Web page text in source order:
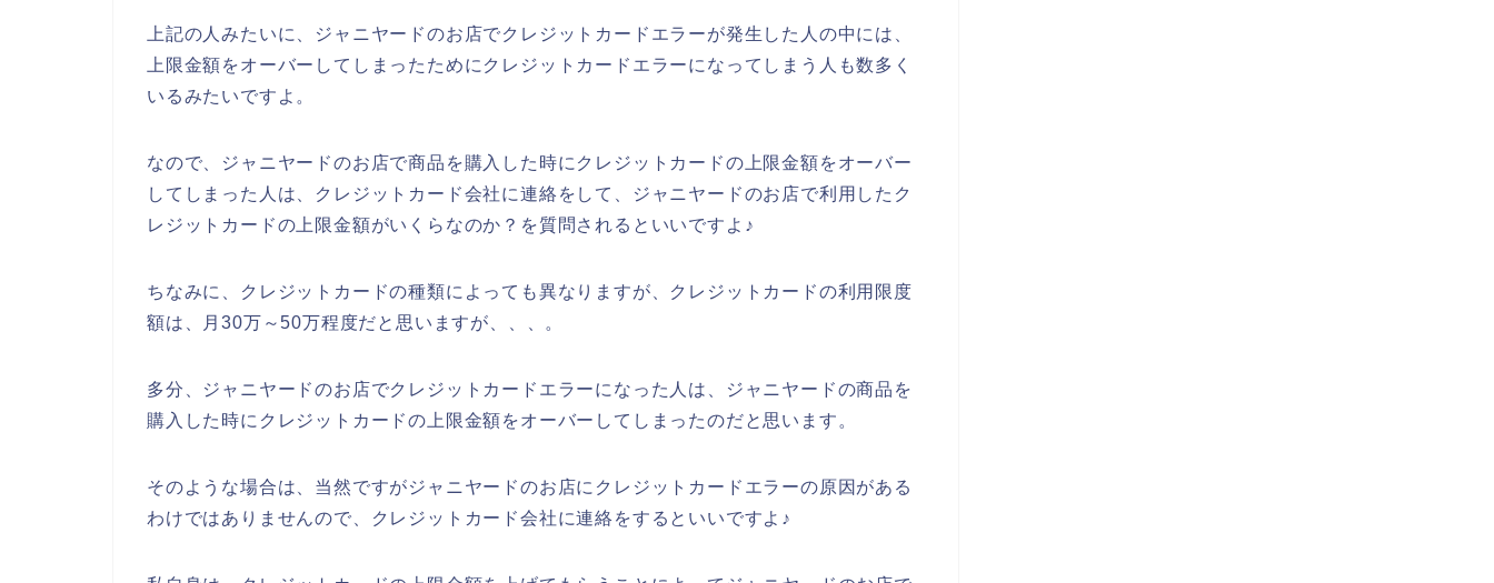
上記の人みたいに、ジャニヤードのお店でクレジットカードエラーが発生した人の中には、
上限金額をオーバーしてしまったためにクレジットカードエラーになってしまう人も数多く
いるみたいですよ。
なので、ジャニヤードのお店で商品を購入した時にクレジットカードの上限金額をオーバー
してしまった人は、クレジットカード会社に連絡をして、ジャニヤードのお店で利用したク
レジットカードの上限金額がいくらなのか？を質問されるといいですよ♪
ちなみに、クレジットカードの種類によっても異なりますが、クレジットカードの利用限度
額は、月30万～50万程度だと思いますが、、、。
多分、ジャニヤードのお店でクレジットカードエラーになった人は、ジャニヤードの商品を
購入した時にクレジットカードの上限金額をオーバーしてしまったのだと思います。
そのような場合は、当然ですがジャニヤードのお店にクレジットカードエラーの原因がある
わけではありませんので、クレジットカード会社に連絡をするといいですよ♪